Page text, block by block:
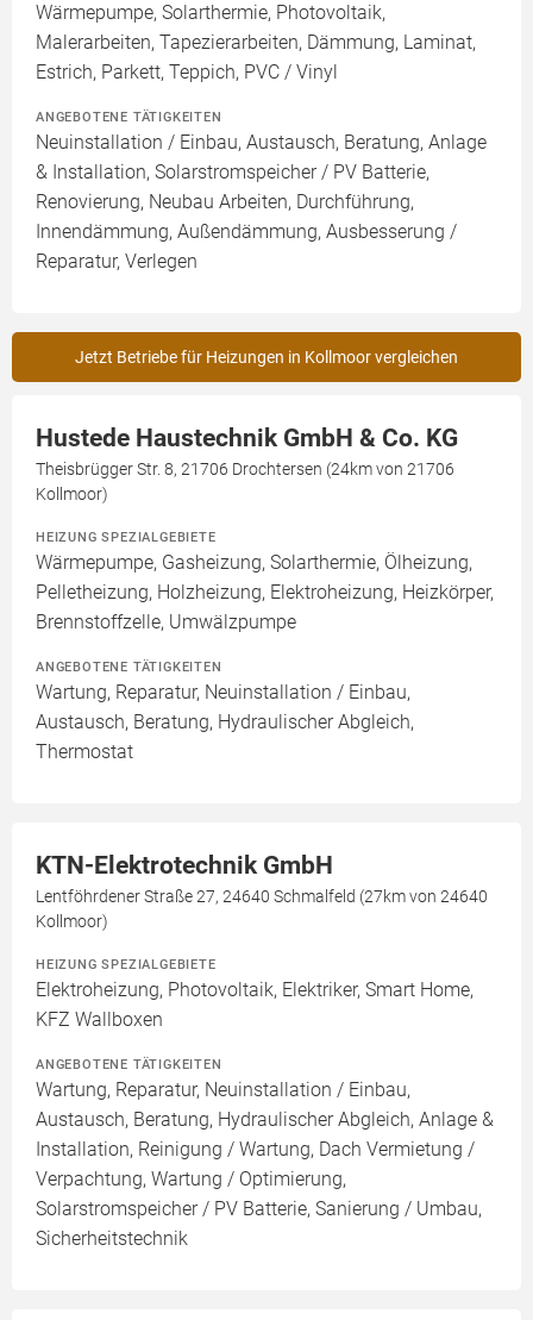
Wärmepumpe, Solarthermie, Photovoltaik,
Malerarbeiten, Tapezierarbeiten, Dämmung, Laminat,
Estrich, Parkett, Teppich, PVC / Vinyl
ANGEBOTENE TÄTIGKEITEN
Neuinstallation / Einbau, Austausch, Beratung, Anlage
& Installation, Solarstromspeicher / PV Batterie,
Renovierung, Neubau Arbeiten, Durchführung,
Innendämmung, Außendämmung, Ausbesserung /
Reparatur, Verlegen
Jetzt Betriebe für Heizungen in Kollmoor vergleichen
Hustede Haustechnik GmbH & Co. KG
Theisbrügger Str. 8, 21706 Drochtersen (24km von 21706
Kollmoor)
HEIZUNG SPEZIALGEBIETE
Wärmepumpe, Gasheizung, Solarthermie, Ölheizung,
Pelletheizung, Holzheizung, Elektroheizung, Heizkörper,
Brennstoffzelle, Umwälzpumpe
ANGEBOTENE TÄTIGKEITEN
Wartung, Reparatur, Neuinstallation / Einbau,
Austausch, Beratung, Hydraulischer Abgleich,
Thermostat
KTN-Elektrotechnik GmbH
Lentföhrdener Straße 27, 24640 Schmalfeld (27km von 24640
Kollmoor)
HEIZUNG SPEZIALGEBIETE
Elektroheizung, Photovoltaik, Elektriker, Smart Home,
KFZ Wallboxen
ANGEBOTENE TÄTIGKEITEN
Wartung, Reparatur, Neuinstallation / Einbau,
Austausch, Beratung, Hydraulischer Abgleich, Anlage &
Installation, Reinigung / Wartung, Dach Vermietung /
Verpachtung, Wartung / Optimierung,
Solarstromspeicher / PV Batterie, Sanierung / Umbau,
Sicherheitstechnik